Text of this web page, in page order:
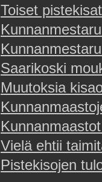
Toiset
Saarikoski
Muutoksia
Vielä ehtii
Pistekisojen